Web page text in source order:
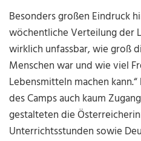
Besonders großen Eindruck
wöchentliche Verteilung der
wirklich unfassbar, wie groß
Menschen war und wie viel
Lebensmitteln machen
des Camps auch kaum
gestalteten die
Unterrichtsstunden sowie